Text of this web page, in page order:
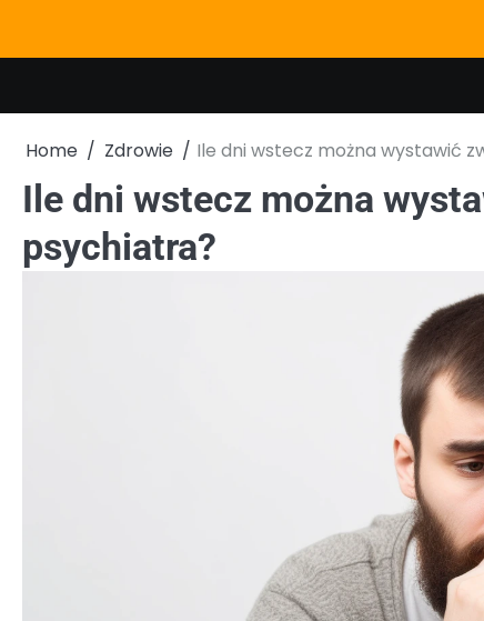
content
Home Zdrowie Ile dni wstecz można wystawić
Ile dni wstecz można
psychiatra?